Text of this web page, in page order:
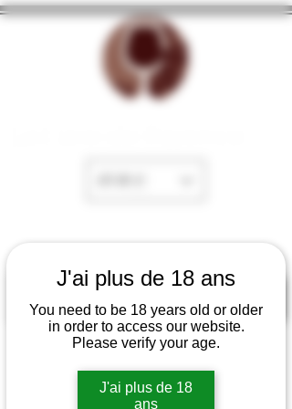
J'ai plus de 18 ans
You need to be 18 years old or older
in order to access our website.
Please verify your age.
J'ai plus de 18
ans